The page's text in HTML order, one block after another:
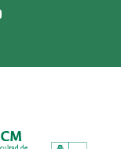
YouTube